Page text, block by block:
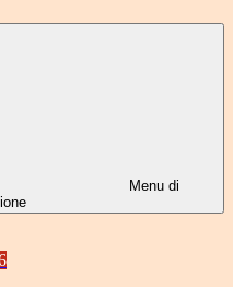
Menu di